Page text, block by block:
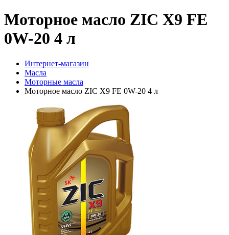
Моторное масло ZIC X9 FE
0W-20 4 л
Интернет-магазин
Масла
Моторные масла
Моторное масло ZIC X9 FE 0W-20 4 л